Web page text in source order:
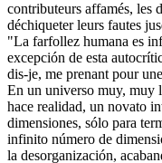
contributeurs affamés, les
déchiqueter leurs fautes
"La farfollez humana es
excepción de esta
dis-je, me prenant pour
En un universo muy, muy
hace realidad, un novato
dimensiones, sólo para
infinito número de
la desorganización,